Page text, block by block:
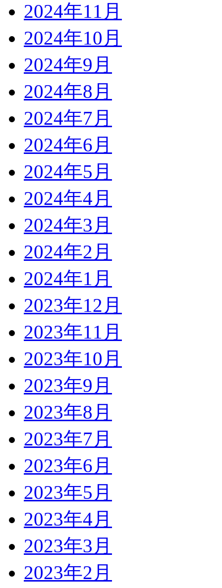
2024年11月
2024年10月
2024年9月
2024年8月
2024年7月
2024年6月
2024年5月
2024年4月
2024年3月
2024年2月
2024年1月
2023年12月
2023年11月
2023年10月
2023年9月
2023年8月
2023年7月
2023年6月
2023年5月
2023年4月
2023年3月
2023年2月